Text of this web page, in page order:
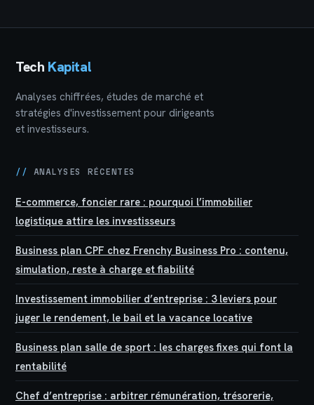
Tech Kapital
Analyses chiffrées, études de marché et
stratégies d'investissement pour dirigeants
et investisseurs.
// ANALYSES RÉCENTES
E-commerce, foncier rare : pourquoi l’immobilier
logistique attire les investisseurs
Business plan CPF chez Frenchy Business Pro : contenu,
simulation, reste à charge et fiabilité
Investissement immobilier d’entreprise : 3 leviers pour
juger le rendement, le bail et la vacance locative
Business plan salle de sport : les charges fixes qui font la
rentabilité
Chef d’entreprise : arbitrer rémunération, trésorerie,